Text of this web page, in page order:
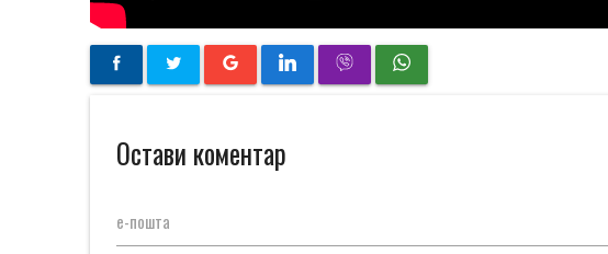
Остави коментар
е-пошта